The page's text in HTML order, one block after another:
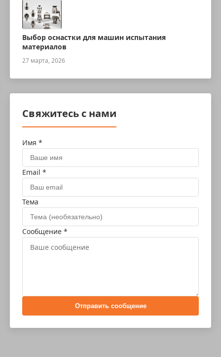
Выбор оснастки для машин испытания
материалов
27 марта, 2026
Свяжитесь с нами
Имя *
Email *
Тема
Сообщение *
Отправить сообщение